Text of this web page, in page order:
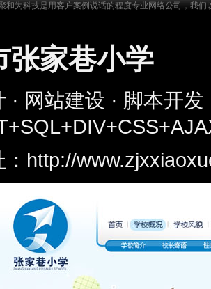
为科技是用客户案例说话的程度专业网络公司，我们
张家巷小学
· 网站建设 · 脚本开发
：http://